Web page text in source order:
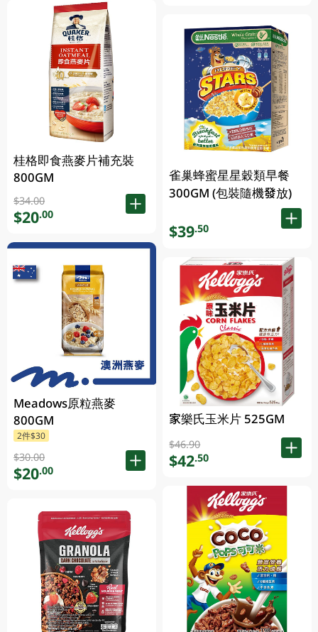
桂格即食燕麥片補充裝
800GM
$34.00
$20.00
Meadows原粒燕麥
800GM
2件$30
$30.00
$20.00
雀巢蜂蜜星星穀類早餐
300GM (包裝隨機發放)
$39.50
家樂氏玉米片 525GM
$46.90
$42.50